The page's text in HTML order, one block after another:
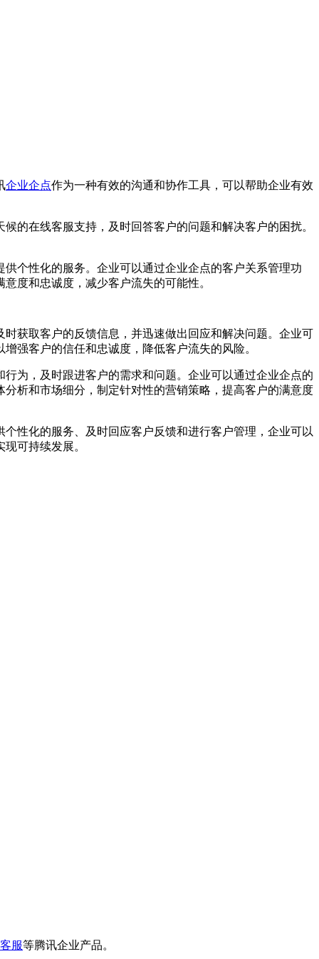
企业企点作为一种有效的沟通和协作工具，可以帮助企业有效
的在线客服支持，及时回答客户的问题和解决客户的困扰。
个性化的服务。企业可以通过企业企点的客户关系管理功
度和忠诚度，减少客户流失的可能性。
获取客户的反馈信息，并迅速做出回应和解决问题。企业可
强客户的信任和忠诚度，降低客户流失的风险。
为，及时跟进客户的需求和问题。企业可以通过企业企点的
析和市场细分，制定针对性的营销策略，提高客户的满意度
性化的服务、及时回应客户反馈和进行客户管理，企业可以
可持续发展。
服等腾讯企业产品。